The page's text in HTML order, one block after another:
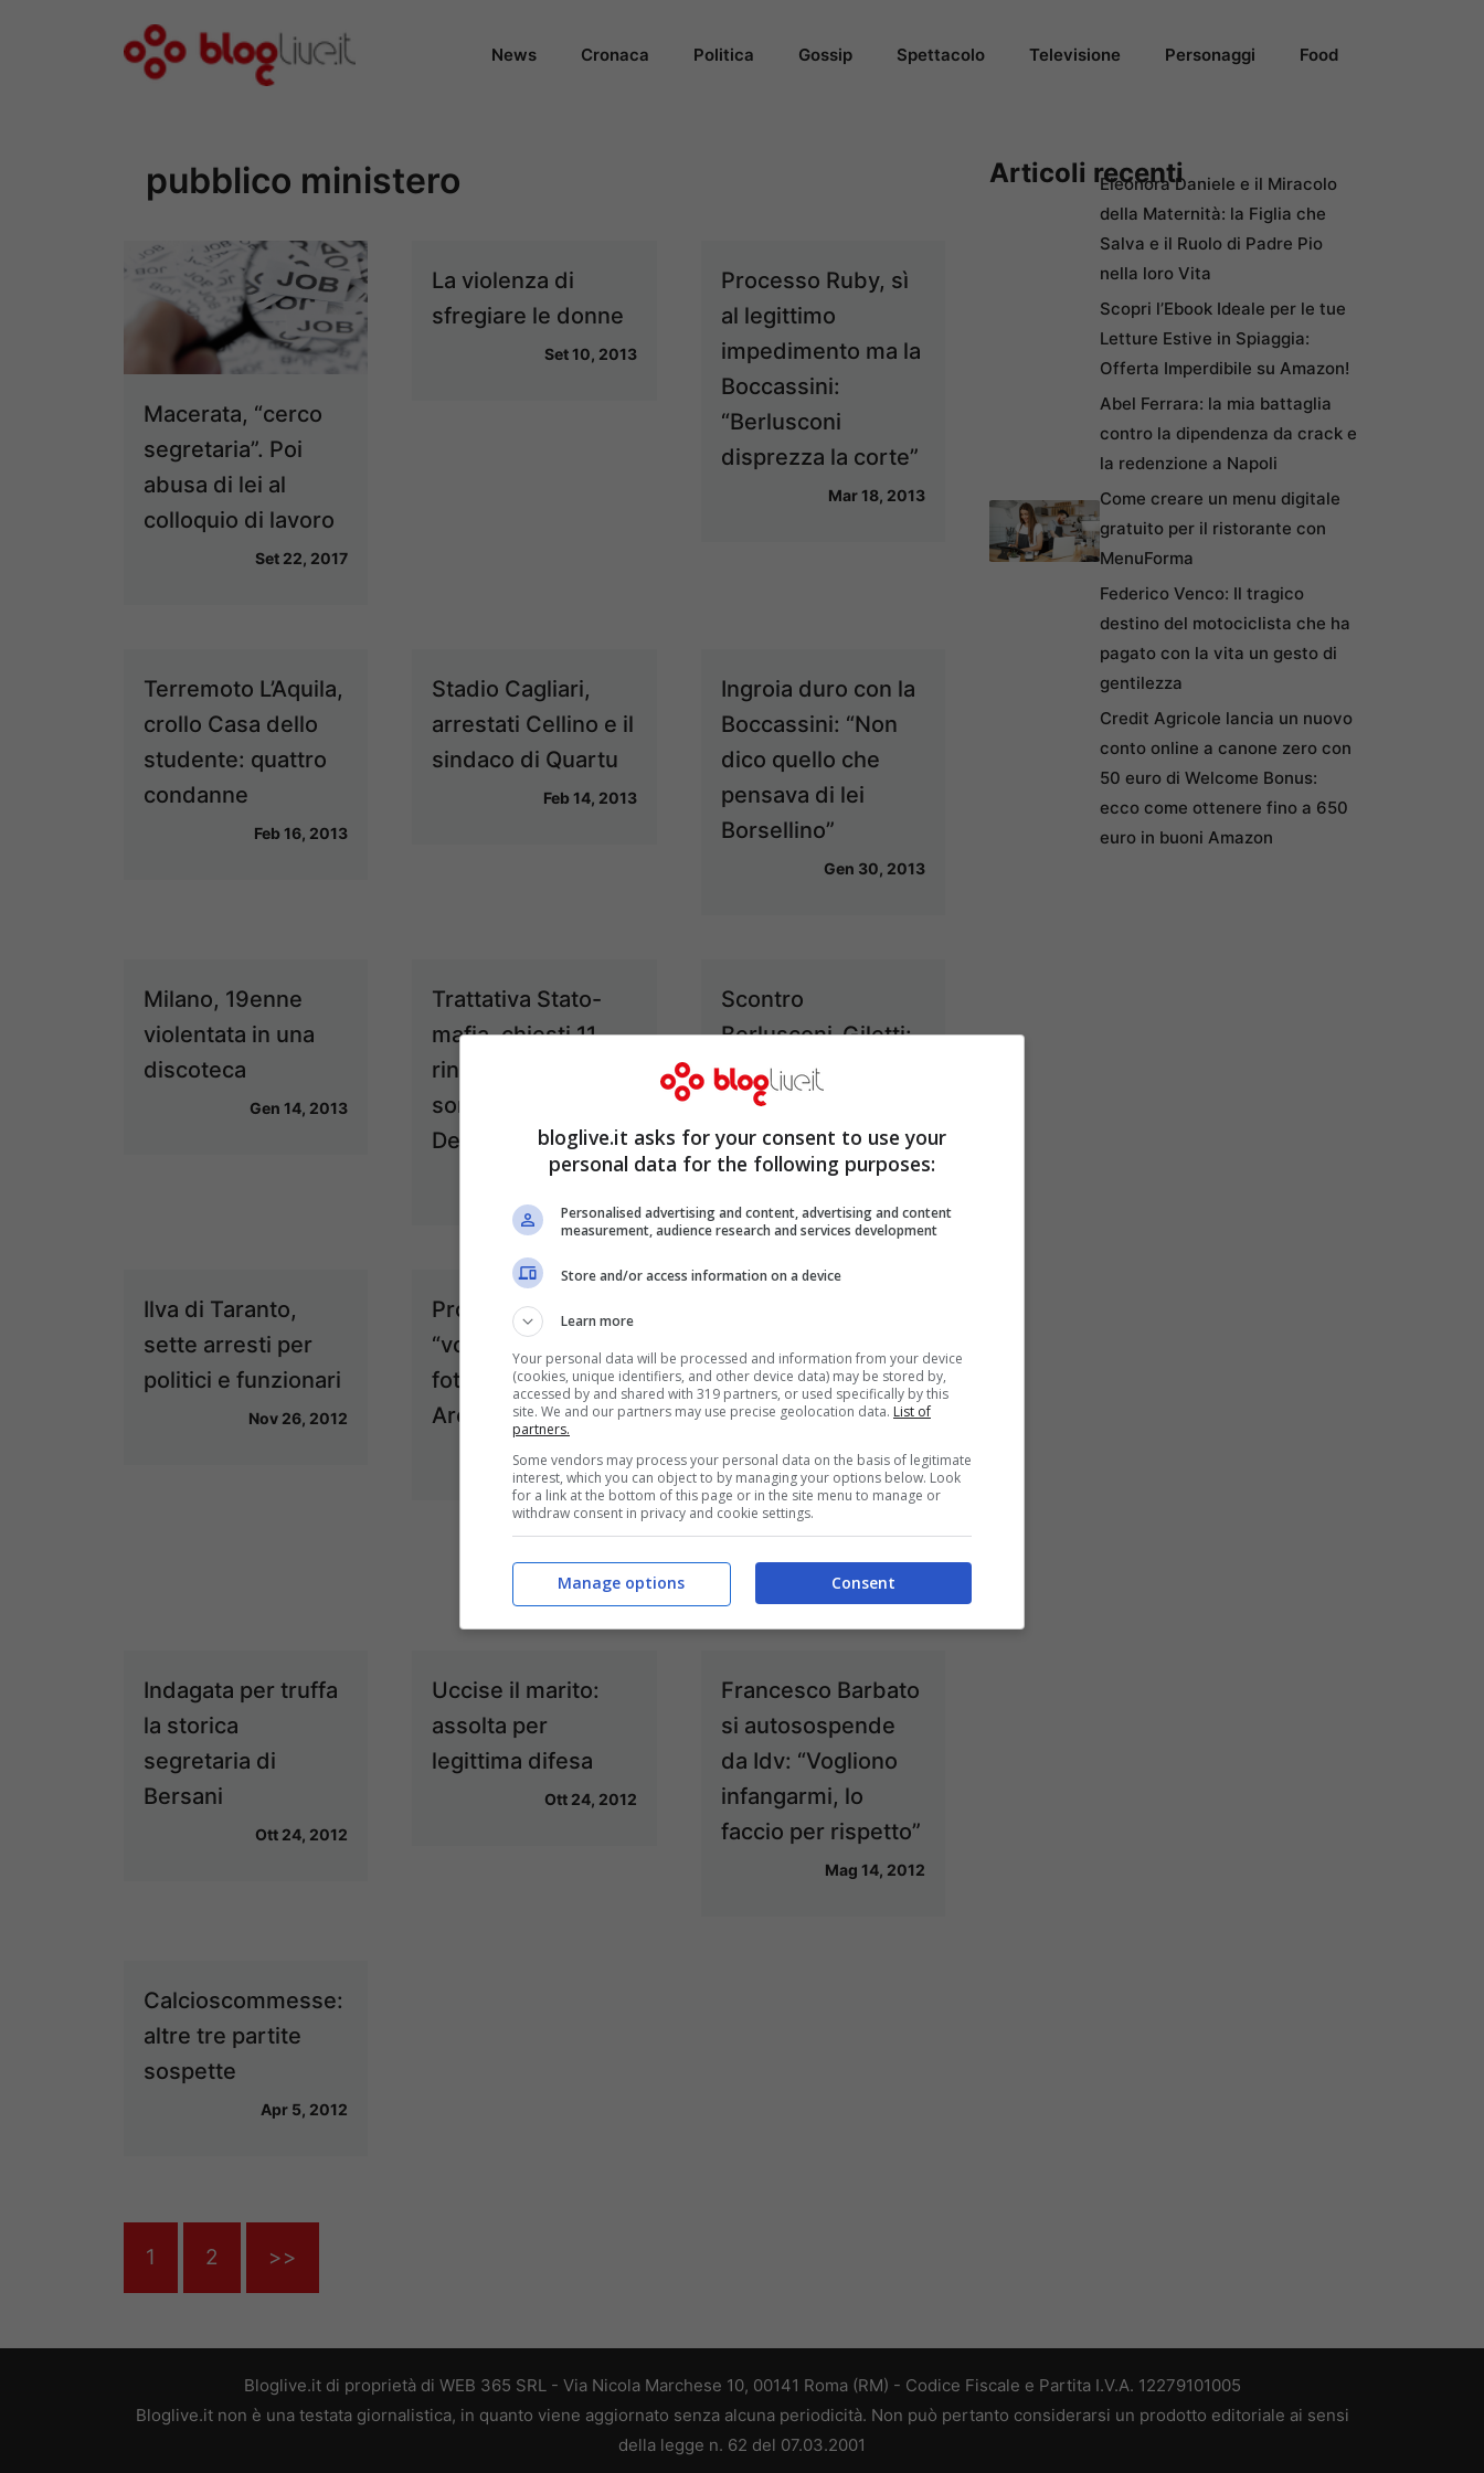
News Cronaca Politica Gossip Spettacolo Televisione Personaggi Food
pubblico ministero
Macerata, “cerco
segretaria”. Poi
abusa di lei al
colloquio di lavoro
Set 22, 2017
La violenza di
sfregiare le donne
Set 10, 2013
Processo Ruby, sì
al legittimo
impedimento ma la
Boccassini:
“Berlusconi
disprezza la corte”
Mar 18, 2013
Terremoto L’Aquila,
crollo Casa dello
studente: quattro
condanne
Feb 16, 2013
Stadio Cagliari,
arrestati Cellino e il
sindaco di Quartu
Feb 14, 2013
Ingroia duro con la
Boccassini: “Non
dico quello che
pensava di lei
Borsellino”
Gen 30, 2013
Milano, 19enne
violentata in una
discoteca
Gen 14, 2013
Trattativa Stato-
mafia, chiesti 11
rinvii a giudizio: ci
sono anche
Dell’Utri e Mancino
Gen 10, 2013
Scontro
Berlusconi-Giletti:
“Se non mi lascia
parlare me ne
vado”
Dic 23, 2012
Ilva di Taranto,
sette arresti per
politici e funzionari
Nov 26, 2012
Processo Ruby,
“voci su video e
foto delle feste di
Arcore”
Nov 23, 2012
arresti e
perquisizioni in
tutta Italia: in
manette l’ideologo
di Stormfront
Nov 16, 2012
Indagata per truffa
la storica
segretaria di
Bersani
Ott 24, 2012
Uccise il marito:
assolta per
legittima difesa
Ott 24, 2012
Francesco Barbato
si autosospende
da Idv: “Vogliono
infangarmi, lo
faccio per rispetto”
Mag 14, 2012
Calcioscommesse:
altre tre partite
sospette
Apr 5, 2012
1 2 >>
Articoli recentiEleonora Daniele e il Miracolo
della Maternità: la Figlia che
Salva e il Ruolo di Padre Pio
nella loro Vita
Scopri l’Ebook Ideale per le tue
Letture Estive in Spiaggia:
Offerta Imperdibile su Amazon!
Abel Ferrara: la mia battaglia
contro la dipendenza da crack e
la redenzione a Napoli
Come creare un menu digitale
gratuito per il ristorante con
MenuForma
Federico Venco: Il tragico
destino del motociclista che ha
pagato con la vita un gesto di
gentilezza
Credit Agricole lancia un nuovo
conto online a canone zero con
50 euro di Welcome Bonus:
ecco come ottenere fino a 650
euro in buoni Amazon
Bloglive.it di proprietà di WEB 365 SRL - Via Nicola Marchese 10, 00141 Roma (RM) - Codice Fiscale e Partita I.V.A. 12279101005
Bloglive.it non è una testata giornalistica, in quanto viene aggiornato senza alcuna periodicità. Non può pertanto considerarsi un prodotto editoriale ai sensi
della legge n. 62 del 07.03.2001
bloglive.it asks for your consent to use your
personal data for the following purposes:
Personalised advertising and content, advertising and content
measurement, audience research and services development
Store and/or access information on a device
Learn more
Your personal data will be processed and information from your device
(cookies, unique identifiers, and other device data) may be stored by,
accessed by and shared with 319 partners, or used specifically by this
site. We and our partners may use precise geolocation data. List of
partners.
Some vendors may process your personal data on the basis of legitimate
interest, which you can object to by managing your options below. Look
for a link at the bottom of this page or in the site menu to manage or
withdraw consent in privacy and cookie settings.
Consent
Manage options